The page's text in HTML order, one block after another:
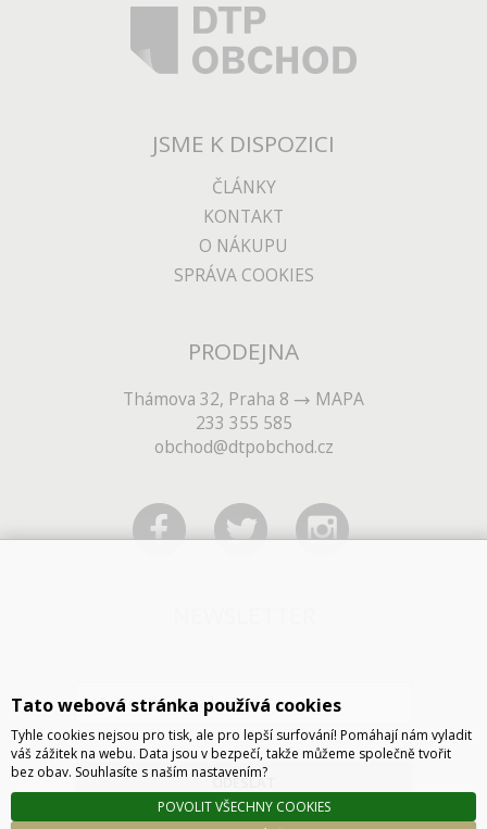
JSME K DISPOZICI
ČLÁNKY
KONTAKT
O NÁKUPU
SPRÁVA COOKIES
PRODEJNA
Thámova 32, Praha 8
MAPA
233 355 585
obchod@dtpobchod.cz
ODESLAT
Tato webová stránka používá cookies
Tyhle cookies nejsou pro tisk, ale pro lepší surfování! Pomáhají nám vyladit
váš zážitek na webu. Data jsou v bezpečí, takže můžeme společně tvořit
bez obav. Souhlasíte s naším nastavením?
POVOLIT VŠECHNY COOKIES